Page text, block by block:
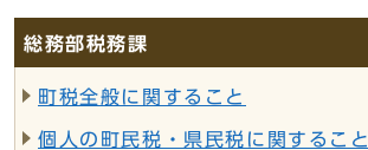
総務部税務課
町税全般に関すること
個人の町民税・県民税に関すること